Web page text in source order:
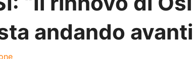
andando